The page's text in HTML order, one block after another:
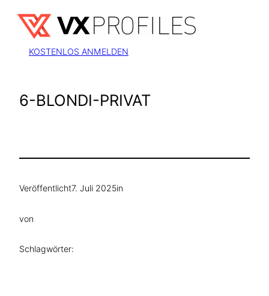
Inhalt
springen
KOSTENLOS ANMELDEN
6-BLONDI-PRIVAT
Veröffentlicht7. Juli 2025in
von
Schlagwörter: